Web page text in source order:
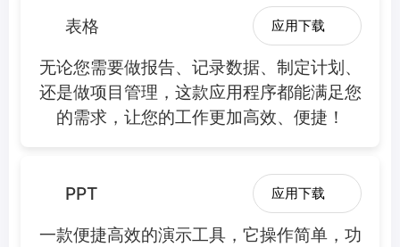
表格 应用下载
无论您需要做报告、记录数据、制定计划、
还是做项目管理，这款应用程序都能满足您
的需求，让您的工作更加高效、便捷！
PPT 应用下载
一款便捷高效的演示工具，它操作简单，功